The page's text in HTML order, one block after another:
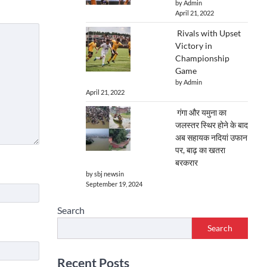
by Admin
April 21, 2022
Rivals with Upset
Victory in
Championship
Game
by Admin
April 21, 2022
गंगा और यमुना का
जलस्तर स्थिर होने के बाद
अब सहायक नदियां उफान
पर, बाढ़ का खतरा
बरकरार
by sbj newsin
September 19, 2024
Search
Search
Recent Posts